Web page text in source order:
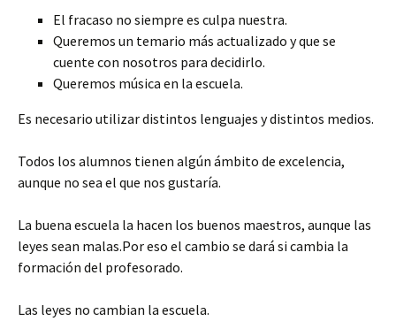
El fracaso no siempre es culpa nuestra.
Queremos un temario más actualizado y que se
cuente con nosotros para decidirlo.
Queremos música en la escuela.
Es necesario utilizar distintos lenguajes y distintos medios.
Todos los alumnos tienen algún ámbito de excelencia,
aunque no sea el que nos gustaría.
La buena escuela la hacen los buenos maestros, aunque las
leyes sean malas.Por eso el cambio se dará si cambia la
formación del profesorado.
Las leyes no cambian la escuela.